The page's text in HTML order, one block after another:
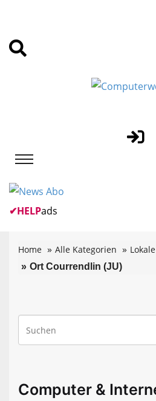
✔HELPads
Home Alle Kategorien
Ort Courrendlin (JU)
Computer &